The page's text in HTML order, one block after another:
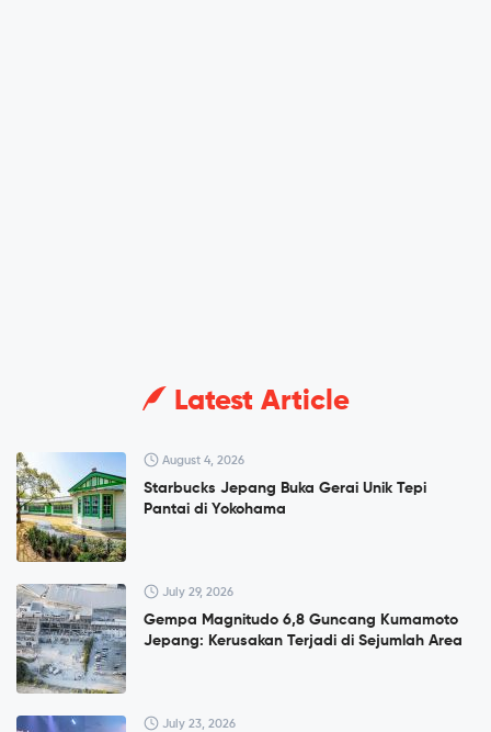
Latest Article
August 4, 2026
Starbucks Jepang Buka Gerai Unik Tepi
Pantai di Yokohama
July 29, 2026
Gempa Magnitudo 6,8 Guncang Kumamoto
Jepang: Kerusakan Terjadi di Sejumlah Area
July 23, 2026